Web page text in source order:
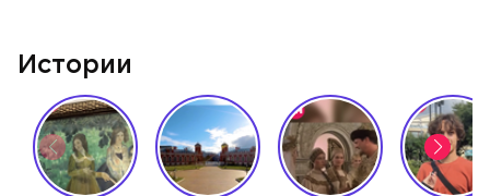
Истории